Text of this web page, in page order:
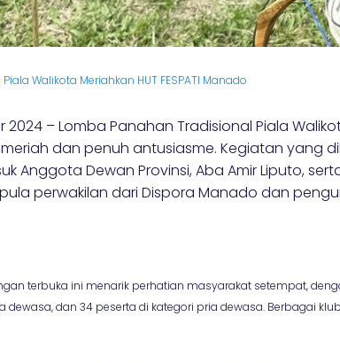
Walikota Meriahkan HUT FESPATI Manado
2024 – Lomba Panahan Tradisional Piala
dan penuh antusiasme. Kegiatan yang
Anggota Dewan Provinsi, Aba Amir Liputo,
pula perwakilan dari Dispora Manado dan
terbuka ini menarik perhatian masyarakat setempat,
dewasa, dan 34 peserta di kategori pria dewasa. Berbagai